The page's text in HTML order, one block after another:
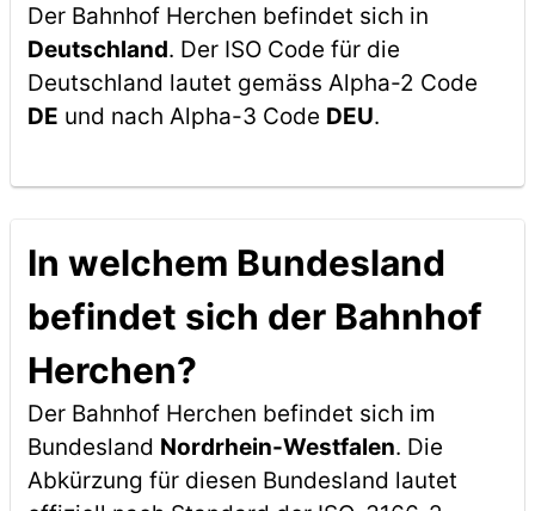
Der Bahnhof Herchen befindet sich in
Deutschland. Der ISO Code für die
Deutschland lautet gemäss Alpha-2 Code
DE und nach Alpha-3 Code DEU.
In welchem Bundesland
befindet sich der Bahnhof
Herchen?
Der Bahnhof Herchen befindet sich im
Bundesland Nordrhein-Westfalen. Die
Abkürzung für diesen Bundesland lautet